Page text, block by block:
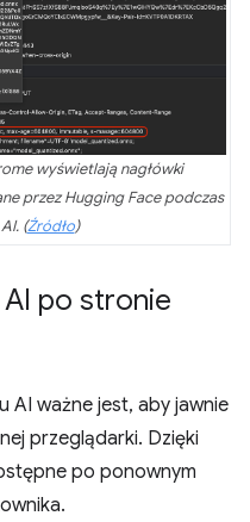
wyświetlają nagłówki
przez Hugging Face podczas
(Źródło)
po stronie
AI ważne jest, aby jawnie
przeglądarki. Dzięki
po ponownym